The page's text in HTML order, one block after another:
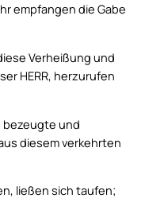
empfangen die Gabe
Verheißung und
HERR, herzurufen
bezeugte und
diesem verkehrten
ließen sich taufen;